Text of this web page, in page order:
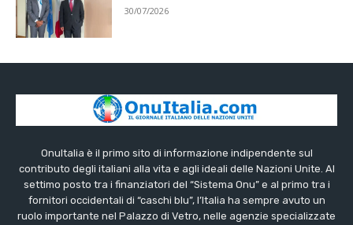
30/07/2026
OnuItalia è il primo sito di informazione indipendente sul
contributo degli italiani alla vita e agli ideali delle Nazioni Unite. Al
settimo posto tra i finanziatori del “Sistema Onu” e al primo tra i
fornitori occidentali di “caschi blu”, l’Italia ha sempre avuto un
ruolo importante nel Palazzo di Vetro, nelle agenzie specializzate